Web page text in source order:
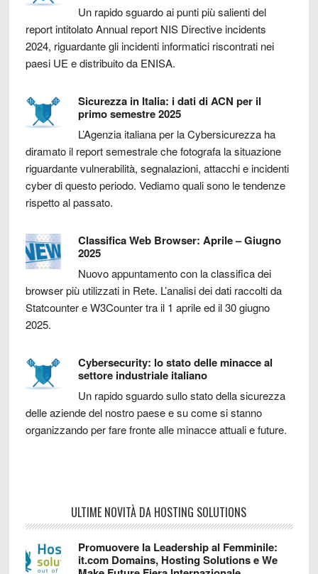
Un rapido sguardo ai punti più salienti del
report intitolato Annual report NIS Directive incidents
2024, riguardante gli incidenti informatici riscontrati nei
paesi UE e distribuito da ENISA.
Sicurezza in Italia: i dati di ACN per il
primo semestre 2025
L’Agenzia italiana per la Cybersicurezza ha
diramato il report semestrale che fotografa la situazione
riguardante vulnerabilità, segnalazioni, attacchi e incidenti
cyber di questo periodo. Vediamo quali sono le tendenze
rispetto al passato.
Classifica Web Browser: Aprile – Giugno
2025
Nuovo appuntamento con la classifica dei
browser più utilizzati in Rete. L’analisi dei dati raccolti da
Statcounter e W3Counter tra il 1 aprile ed il 30 giugno
2025.
Cybersecurity: lo stato delle minacce al
settore industriale italiano
Un rapido sguardo sullo stato della sicurezza
delle aziende del nostro paese e su come si stanno
organizzando per fare fronte alle minacce attuali e future.
ULTIME NOVITÀ DA HOSTING SOLUTIONS
Promuovere la Leadership al Femminile:
it.com Domains, Hosting Solutions e We